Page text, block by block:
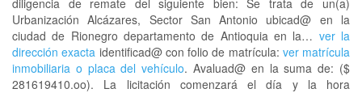
diligencia de remate del siguiente bien: Se trata de un(a)
Urbanización Alcázares, Sector San Antonio ubicad@ en la
ciudad de Rionegro departamento de Antioquia en la… ver la
dirección exacta identificad@ con folio de matrícula: ver matrícula
inmobiliaria o placa del vehículo. Avaluad@ en la suma de: ($
281619410.oo). La licitación comenzará el día y la hora